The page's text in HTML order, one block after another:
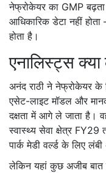
नेफ्रोकेयर का GMP
आधिकारिक डेटा नहीं
होता है।
एनालिस्ट्स
अनंद राठी ने नेफ्रोकेयर के
एसेट-लाइट मॉडल और
दक्षता में आगे ले जाता है।
स्वास्थ्य सेवा क्षेत्र
पार्क मेडी वर्ल्ड के लिए
लेकिन यहां कुछ अजीब बात